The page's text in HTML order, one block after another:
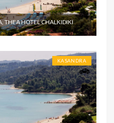
THEA HOTEL CHALKIDIKI
KASANDRA